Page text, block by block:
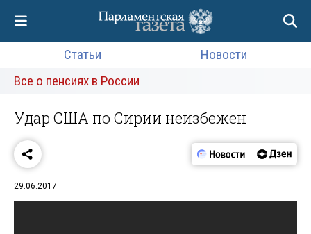
Статьи
Новости
Все о пенсиях в России
Удар США по Сирии неизбежен
29.06.2017